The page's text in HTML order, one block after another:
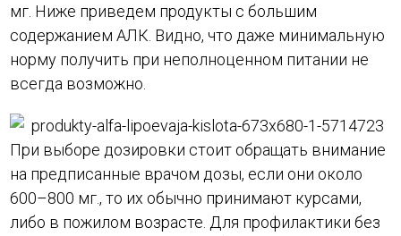
мг. Ниже приведем продукты с большим
содержанием АЛК. Видно, что даже минимальную
норму получить при неполноценном питании не
всегда возможно.
При выборе дозировки стоит обращать внимание
на предписанные врачом дозы, если они около
600–800 мг., то их обычно принимают курсами,
либо в пожилом возрасте. Для профилактики без